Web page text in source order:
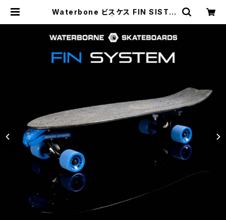
Waterbone ビスケス FIN SISTE